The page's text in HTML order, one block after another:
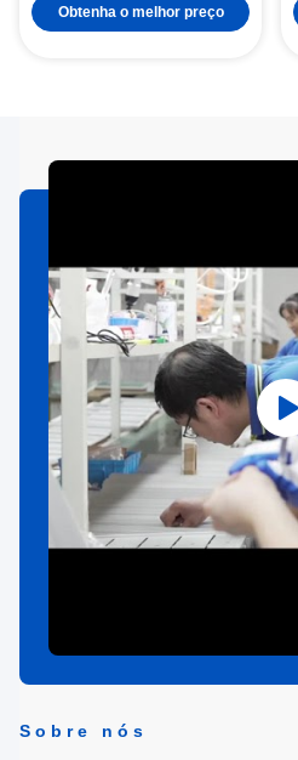
Obtenha o melhor preço
Sobre nós